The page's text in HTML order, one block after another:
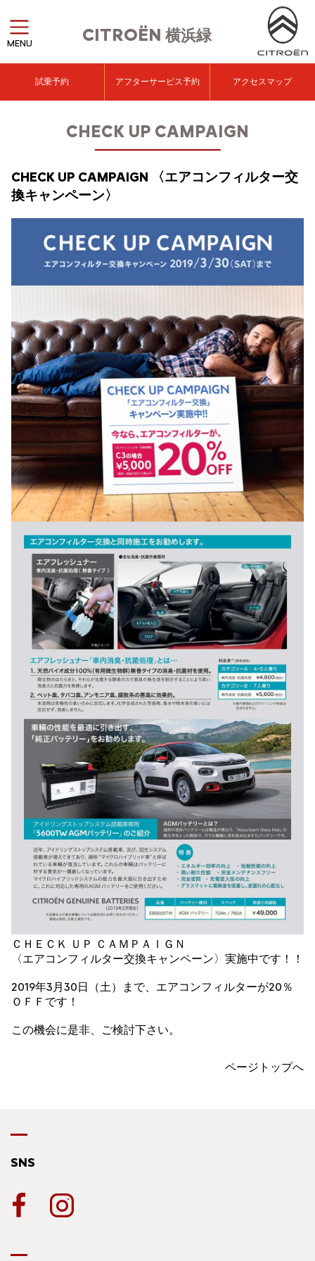
CITROËN 横浜緑
MENU
試乗予約 アフターサービス予約 アクセスマップ
CHECK UP CAMPAIGN
CHECK UP CAMPAIGN 〈エアコンフィルター交
換キャンペーン〉
ＣＨＥＣＫ ＵＰ ＣＡＭＰＡＩＧＮ
〈エアコンフィルター交換キャンペーン〉実施中です！！
2019年3月30日（土）まで、エアコンフィルターが20％
ＯＦＦです！
この機会に是非、ご検討下さい。
ページトップへ
SNS